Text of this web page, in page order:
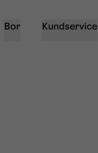
Bor Kundservice